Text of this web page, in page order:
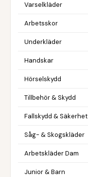
Varselkläder
Arbetsskor
Underkläder
Handskar
Hörselskydd
Tillbehör & Skydd
Fallskydd & Säkerhet
Såg- & Skogskläder
Arbetskläder Dam
Junior & Barn